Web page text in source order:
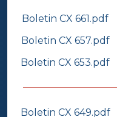
Boletin CX 661.pdf
Boletin CX 657.pdf
Boletin CX 653.pdf
Boletin CX 649.pdf